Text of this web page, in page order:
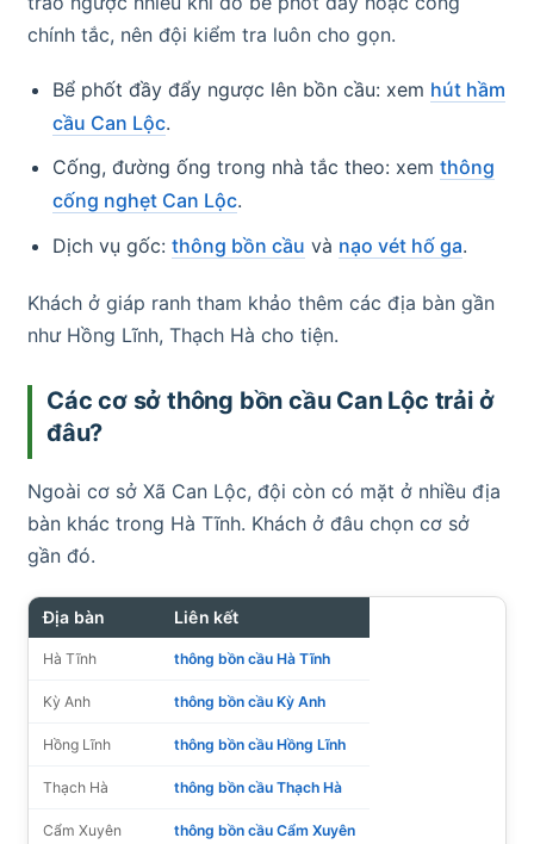
chính tắc, nên đội kiểm tra luôn cho gọn.
Bể phốt đầy đẩy ngược lên bồn cầu: xem hút hầm
cầu Can Lộc.
Cống, đường ống trong nhà tắc theo: xem thông
cống nghẹt Can Lộc.
Dịch vụ gốc: thông bồn cầu và nạo vét hố ga.
Khách ở giáp ranh tham khảo thêm các địa bàn gần
như Hồng Lĩnh, Thạch Hà cho tiện.
Các cơ sở thông bồn cầu Can Lộc trải ở
đâu?
Ngoài cơ sở Xã Can Lộc, đội còn có mặt ở nhiều địa
bàn khác trong Hà Tĩnh. Khách ở đâu chọn cơ sở
gần đó.
Địa bàn Liên kết
Hà Tĩnh thông bồn cầu Hà Tĩnh
Kỳ Anh thông bồn cầu Kỳ Anh
Hồng Lĩnh thông bồn cầu Hồng Lĩnh
Thạch Hà thông bồn cầu Thạch Hà
Cẩm Xuyên thông bồn cầu Cẩm Xuyên